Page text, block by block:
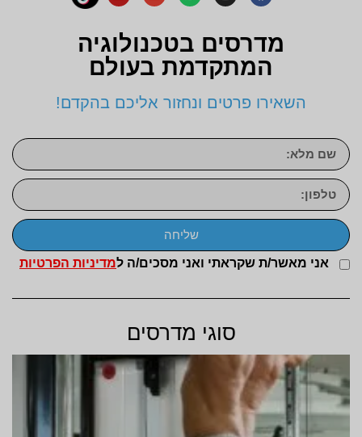
מדרסים בטכנולוגיה
המתקדמת בעולם
השאירו פרטים ונחזור אליכם בהקדם!
אני מאשר/ת שקראתי ואני מסכים/ה למדיניות הפרטיות
שליחה
סוגי מדרסים